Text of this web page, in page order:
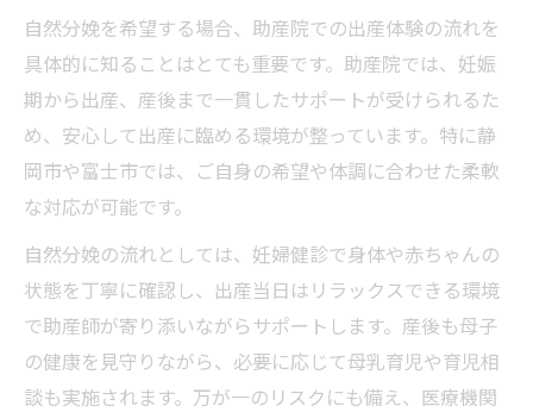
助産院が提供する個別ケアの実際
助産院利用者の体験談まとめ
自然分娩を希望する場合、助産院での出産体験の流れを
具体的に知ることはとても重要です。助産院では、妊娠
期から出産、産後まで一貫したサポートが受けられるた
め、安心して出産に臨める環境が整っています。特に静
岡市や富士市では、ご自身の希望や体調に合わせた柔軟
な対応が可能です。
自然分娩の流れとしては、妊婦健診で身体や赤ちゃんの
状態を丁寧に確認し、出産当日はリラックスできる環境
で助産師が寄り添いながらサポートします。産後も母子
の健康を見守りながら、必要に応じて母乳育児や育児相
談も実施されます。万が一のリスクにも備え、医療機関